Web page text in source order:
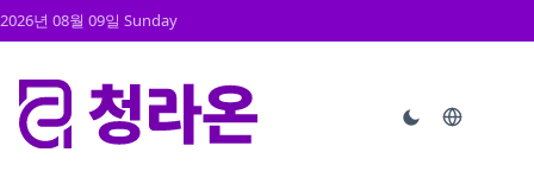
2026년 08월 09일 Sunday